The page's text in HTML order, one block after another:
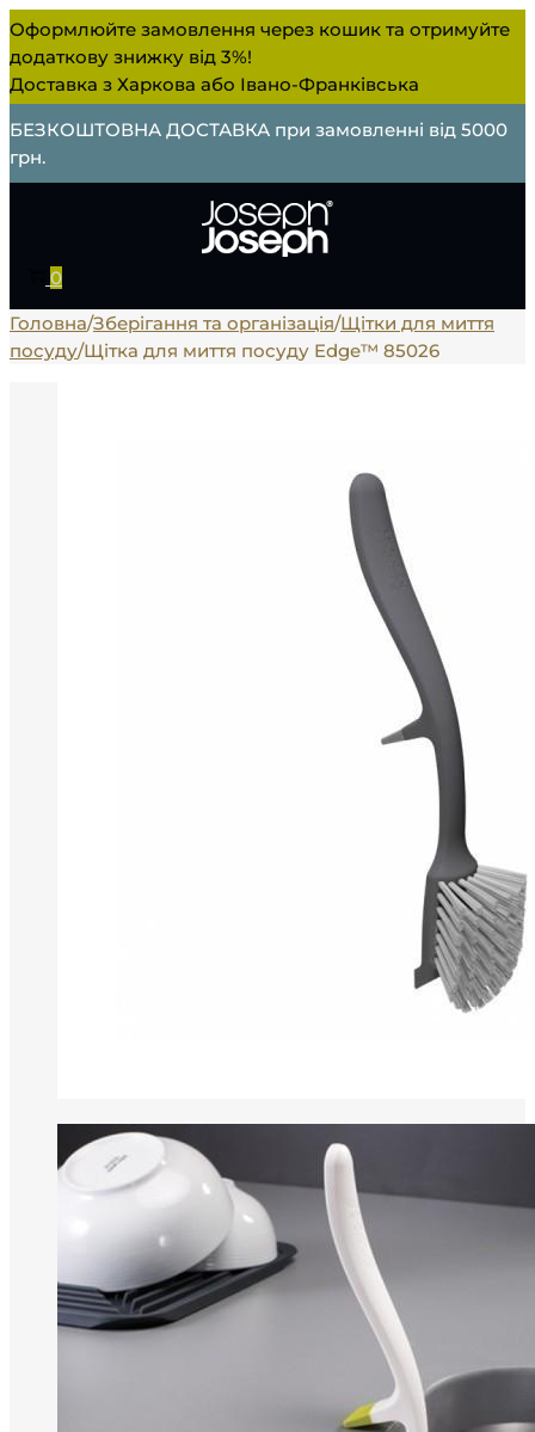
Оформлюйте замовлення через кошик та отримуйте
додаткову знижку від 3%!
Доставка з Харкова або Івано-Франківська
БЕЗКОШТОВНА ДОСТАВКА при замовленні від 5000
грн.
0
Головна/Зберігання та організація/Щітки для миття
посуду/Щітка для миття посуду Edge™ 85026